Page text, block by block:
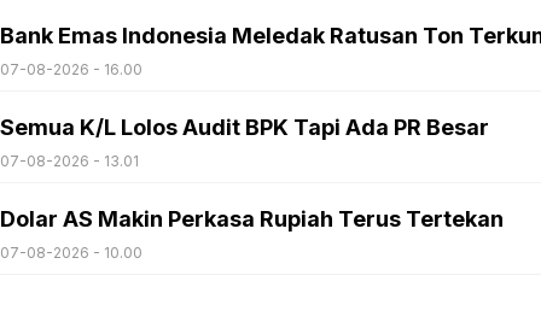
Bank Emas Indonesia Meledak Ratusan Ton
07-08-2026 - 16.00
Semua K/L Lolos Audit BPK Tapi Ada PR Besar
07-08-2026 - 13.01
Dolar AS Makin Perkasa Rupiah Terus Tertekan
07-08-2026 - 10.00